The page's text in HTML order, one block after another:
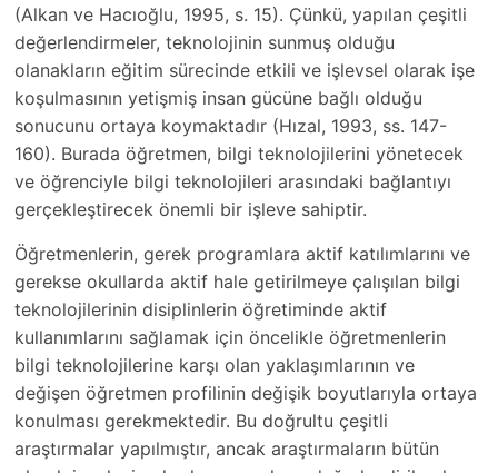
(Alkan ve Hacıoğlu, 1995, s. 15). Çünkü, yapılan çeşitli
değerlendirmeler, teknolojinin sunmuş olduğu
olanakların eğitim sürecinde etkili ve işlevsel olarak işe
koşulmasının yetişmiş insan gücüne bağlı olduğu
sonucunu ortaya koymaktadır (Hızal, 1993, ss. 147-
160). Burada öğretmen, bilgi teknolojilerini yönetecek
ve öğrenciyle bilgi teknolojileri arasındaki bağlantıyı
gerçekleştirecek önemli bir işleve sahiptir.
Öğretmenlerin, gerek programlara aktif katılımlarını ve
gerekse okullarda aktif hale getirilmeye çalışılan bilgi
teknolojilerinin disiplinlerin öğretiminde aktif
kullanımlarını sağlamak için öncelikle öğretmenlerin
bilgi teknolojilerine karşı olan yaklaşımlarının ve
değişen öğretmen profilinin değişik boyutlarıyla ortaya
konulması gerekmektedir. Bu doğrultu çeşitli
araştırmalar yapılmıştır, ancak araştırmaların bütün